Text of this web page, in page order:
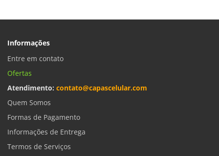
Informações
Entre em contato
Ofertas
Atendimento: contato@capascelular.com
Quem Somos
Formas de Pagamento
Informações de Entrega
Termos de Serviços